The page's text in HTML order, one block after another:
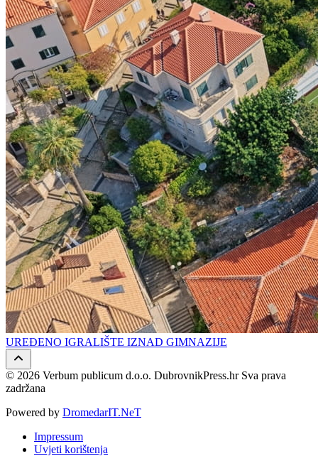
UREĐENO IGRALIŠTE IZNAD GIMNAZIJE
© 2026 Verbum publicum d.o.o. DubrovnikPress.hr Sva prava
zadržana
Powered by DromedarIT.NeT
Impressum
Uvjeti korištenja